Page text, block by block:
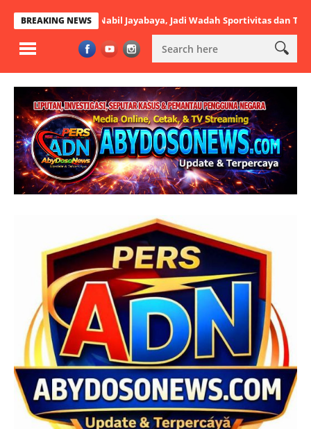
BREAKING NEWS
Nabil Jayabaya, Jadi Wadah Sportivitas dan Talenta Muda